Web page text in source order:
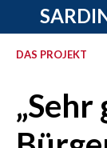
SASSARI E
GALLURA
NUORO E
AGENDA
CRONACA
DAS PROJEKT